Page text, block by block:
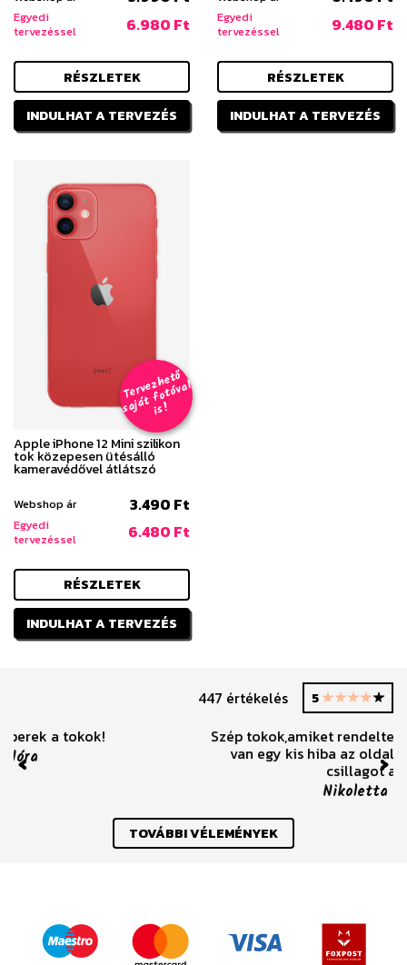
Egyedi
tervezéssel
6.980 Ft
RÉSZLETEK
INDULHAT A TERVEZÉS
Egyedi
tervezéssel
9.480 Ft
RÉSZLETEK
INDULHAT A TERVEZÉS
T
er
v
e
z
h
e
t
ő
s
aj
á
t
f
o
t
ó
v
al
i
s
!
Apple iPhone 12 Mini szilikon
tok közepesen ütésálló
kameravédővel átlátszó
Webshop ár 3.490 Ft
Egyedi
tervezéssel
6.480 Ft
RÉSZLETEK
INDULHAT A TERVEZÉS
447 értékelés 5
Szép tokok,amiket rendeltem. Bár a mintás tokon
van egy kis hiba az oldalán. Ezért csak négy
Previous
TOVÁBBI VÉLEMÉNYEK